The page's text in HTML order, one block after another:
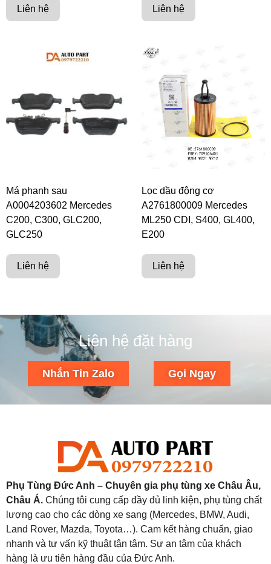
Liên hệ Liên hệ
Má phanh sau
A0004203602 Mercedes
C200, C300, GLC200,
GLC250
Liên hệ
Lọc dầu động cơ
A2761800009 Mercedes
ML250 CDI, S400, GL400,
E200
Liên hệ
Liên hệ đặt hàng
Nhắn Tin Zalo Gọi Ngay
Phụ Tùng Đức Anh – Chuyên gia phụ tùng xe Châu Âu,
Châu Á. Chúng tôi cung cấp đầy đủ linh kiện, phụ tùng chất
lượng cao cho các dòng xe sang (Mercedes, BMW, Audi,
Land Rover, Mazda, Toyota…). Cam kết hàng chuẩn, giao
nhanh và tư vấn kỹ thuật tận tâm. Sự an tâm của khách
hàng là ưu tiên hàng đầu của Đức Anh.